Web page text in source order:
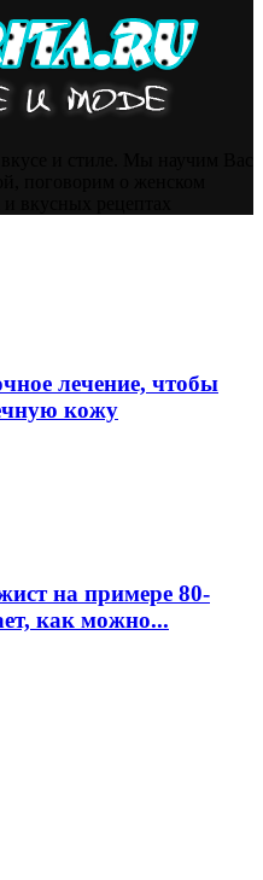
лечение, чтобы
кожу
на примере 80-
как можно...